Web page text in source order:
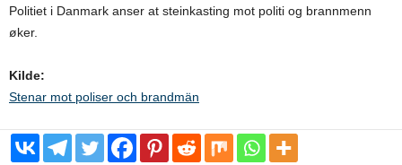
Politiet i Danmark anser at steinkasting mot politi og brannmenn
øker.
Kilde:
Stenar mot poliser och brandmän